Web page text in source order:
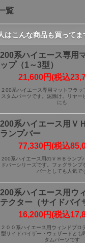
覧
はこんな商品も買ってま
200系ハイエース専用
ップ（1～3型）
21,600円(税込
２00系ハイエース専用マットフラッ
スタムパーツです。泥除け。リヤー
にも
200系ハイエース用Ｖ
ランプバー
77,330円(税込
200系ハイエース用のＶＨＢランプ
ドバーシリーズです。フォグランプ
バーとしても人気で
200系ハイエース用ウ
テクター（サイドバイ
16,200円(税込
２００系ハイエース用ウィンドプロ
型サイドバイザー・ウェザードとも
タムパーツです